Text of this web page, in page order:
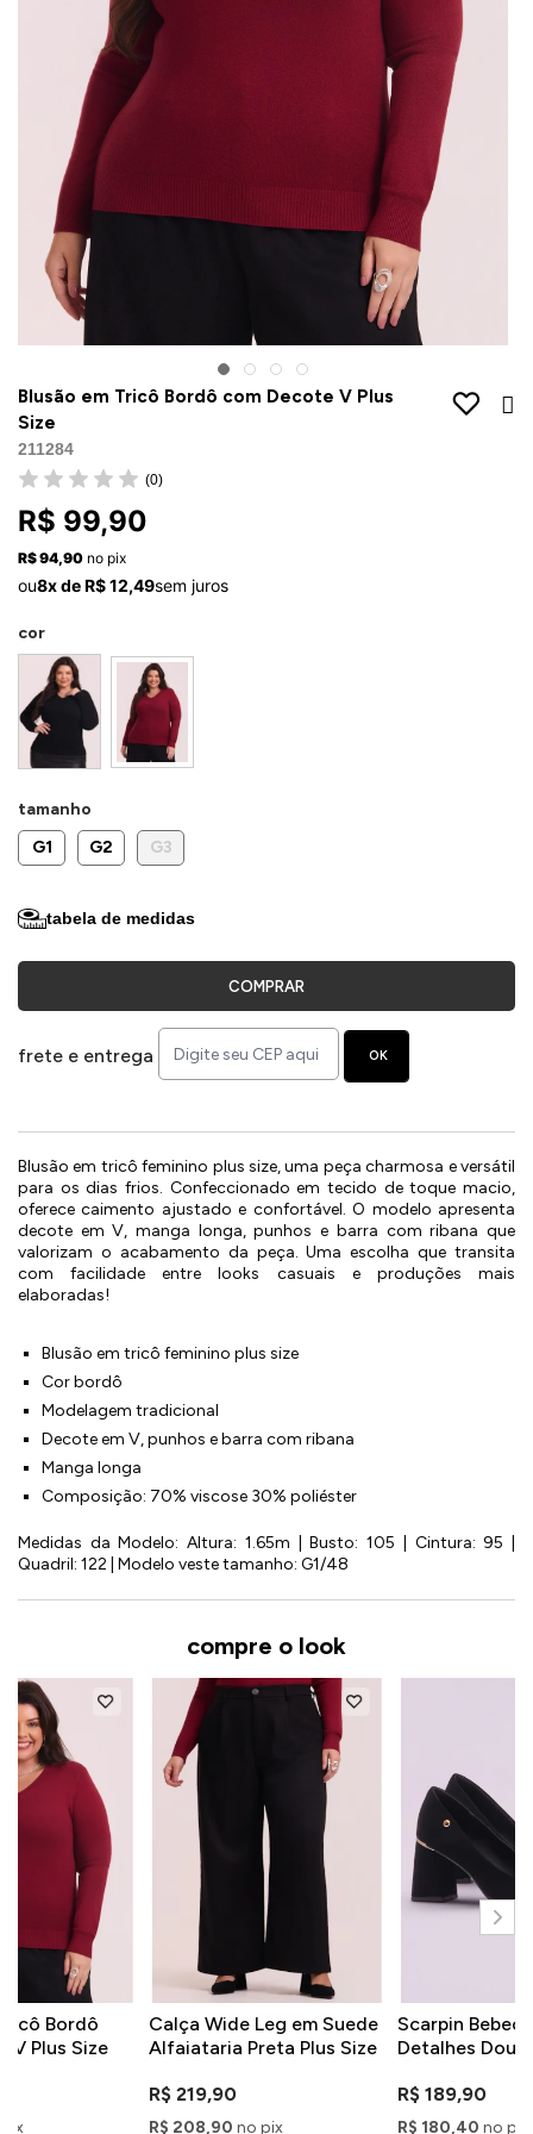
Blusão em Tricô Bordô com Decote V Plus
Size
211284
(0)
R$ 99,90
R$ 94,90 no pix
ou8x de R$ 12,49sem juros
cor
tamanho
G1
G2 G3
tabela de medidas
COMPRAR
frete e entrega OK
Blusão em tricô feminino plus size, uma peça charmosa e versátil
para os dias frios. Confeccionado em tecido de toque macio,
oferece caimento ajustado e confortável. O modelo apresenta
decote em V, manga longa, punhos e barra com ribana que
valorizam o acabamento da peça. Uma escolha que transita
com facilidade entre looks casuais e produções mais
elaboradas!
Blusão em tricô feminino plus size
Cor bordô
Modelagem tradicional
Decote em V, punhos e barra com ribana
Manga longa
Composição: 70% viscose 30% poliéster
Medidas da Modelo: Altura: 1.65m | Busto: 105 | Cintura: 95 |
Quadril: 122 | Modelo veste tamanho: G1/48
compre o look
Bordô
V Plus Size
Calça Wide Leg em Suede
Alfaiataria Preta Plus Size
R$ 219,90
R$ 208,90 no pix
Scarpin
Detalhes
R$ 189,90
R$ 180,40 no pix